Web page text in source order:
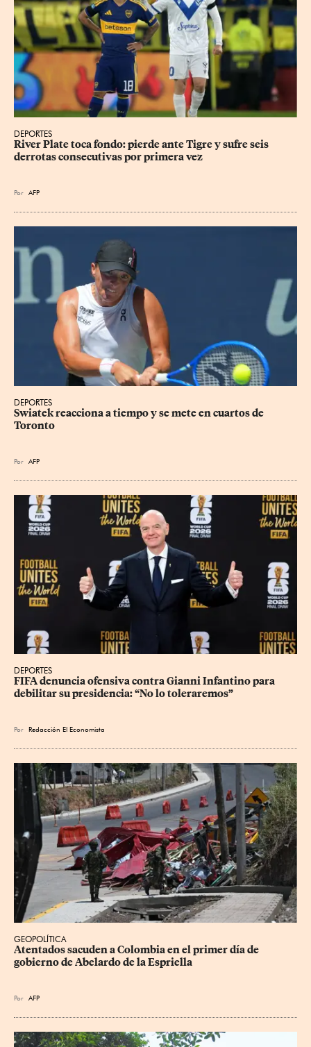
DEPORTES
River Plate toca fondo: pierde ante Tigre y sufre seis
derrotas consecutivas por primera vez
Por AFP
DEPORTES
Swiatek reacciona a tiempo y se mete en cuartos de
Toronto
Por AFP
DEPORTES
FIFA denuncia ofensiva contra Gianni Infantino para
debilitar su presidencia: “No lo toleraremos”
Por Redacción El Economista
GEOPOLÍTICA
Atentados sacuden a Colombia en el primer día de
gobierno de Abelardo de la Espriella
Por AFP